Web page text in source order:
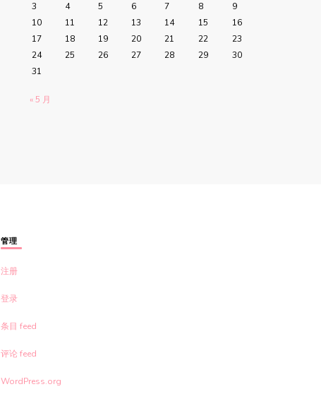
3
4 5 6 7 8
9
10
11 12 13 14 15
16
17
18 19 20 21 22
23
24
25 26 27 28 29
30
31
« 5 月
管理
注册
登录
条目 feed
评论 feed
WordPress.org